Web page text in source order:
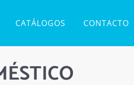
CATÁLOGOS CONTACTO